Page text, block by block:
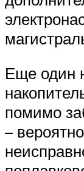
Еще один
помимо
–